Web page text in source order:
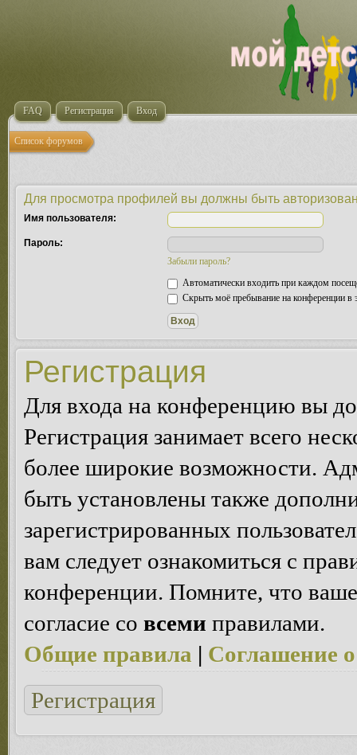
FAQ Регистрация Вход
Список форумов
Для просмотра профилей вы должны быть
Имя пользователя:
Пароль:
Забыли пароль?
Автоматически входить при каждом
Скрыть моё пребывание на конференции в
Регистрация
Для входа на конференцию вы
Регистрация занимает всего
более широкие возможности.
быть установлены также
зарегистрированных
вам следует ознакомиться с
конференции. Помните, что
согласие со всеми правилами.
Общие правила | Соглашение
Регистрация